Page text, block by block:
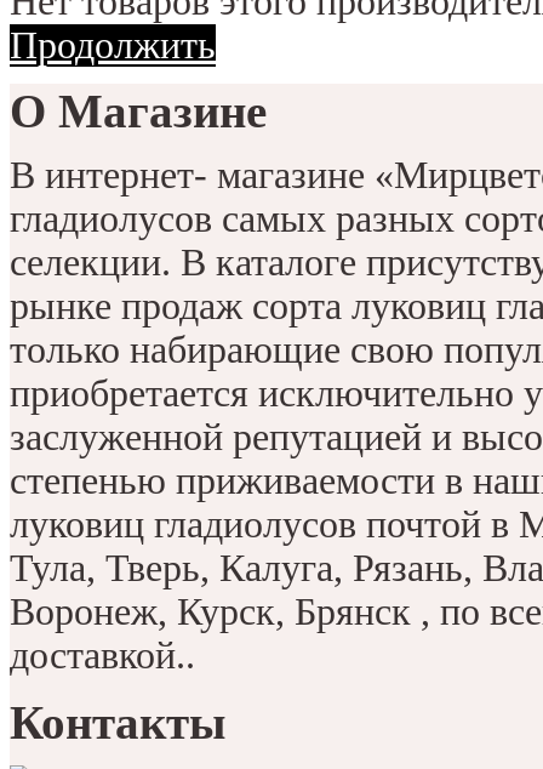
Продолжить
О Магазине
В интернет- магазине
гладиолусов самых разных
селекции. В каталоге
рынке продаж сорта луковиц
только набирающие свою
приобретается исключительно
заслуженной репутацией и
степенью приживаемости в
луковиц гладиолусов почтой
Тула, Тверь, Калуга, Рязань,
Воронеж, Курск, Брянск , по
доставкой..
Контакты